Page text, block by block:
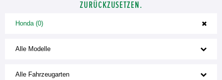
ZURÜCKZUSETZEN.
Honda (0)
Alle Modelle
Alle Fahrzeugarten